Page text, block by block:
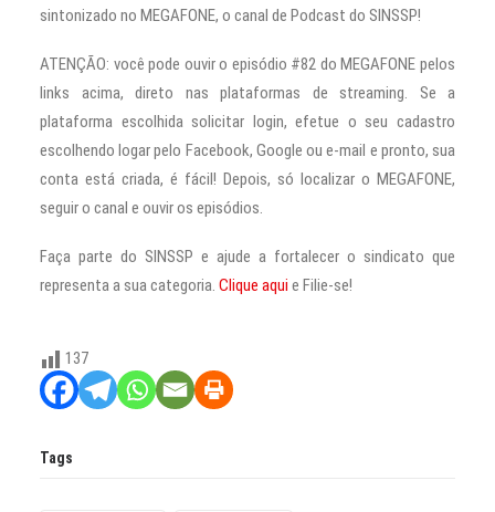
sintonizado no MEGAFONE, o canal de Podcast do SINSSP!
ATENÇÃO: você pode ouvir o episódio #82 do MEGAFONE pelos
links acima, direto nas plataformas de streaming. Se a
plataforma escolhida solicitar login, efetue o seu cadastro
escolhendo logar pelo Facebook, Google ou e-mail e pronto, sua
conta está criada, é fácil! Depois, só localizar o MEGAFONE,
seguir o canal e ouvir os episódios.
Faça parte do SINSSP e ajude a fortalecer o sindicato que
representa a sua categoria. Clique aqui e Filie-se!
137
Tags